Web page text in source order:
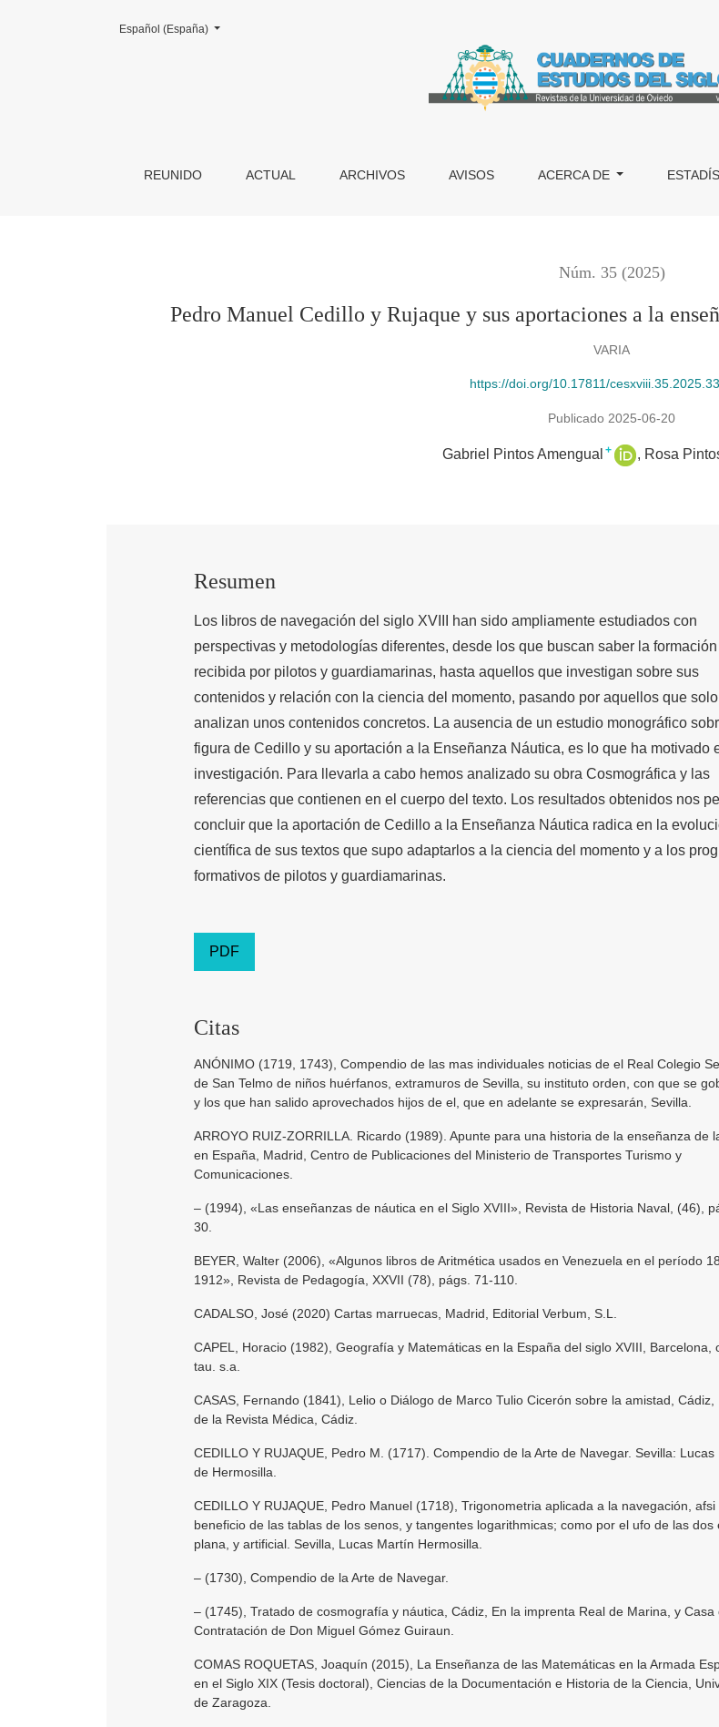
Pedro Manuel Cedillo y Rujaque y sus aportaciones a la enseñanza náutica española del siglo
REUNIDO ACTUAL ARCHIVOS AVISOS ACERCA DE
Cambiar el idioma. El actual es:
Español (España)
Núm. 35 (2025)
Pedro Manuel Cedillo y Rujaque y sus aportaciones a la
VARIA
https://doi.org/10.17811/
Publicado 2025-06-20
Gabriel Pintos Amengual + Rosa
Resumen
Los libros de navegación del siglo XVIII han sido ampliamente estudiados con
perspectivas y metodologías diferentes, desde los que buscan saber la formación
recibida por pilotos y guardiamarinas, hasta aquellos que investigan sobre sus
contenidos y relación con la ciencia del momento, pasando por aquellos que solo
analizan unos contenidos concretos. La ausencia de un estudio monográfico
figura de Cedillo y su aportación a la Enseñanza Náutica, es lo que ha motivado
investigación. Para llevarla a cabo hemos analizado su obra Cosmográfica y las
referencias que contienen en el cuerpo del texto. Los resultados obtenidos nos
concluir que la aportación de Cedillo a la Enseñanza Náutica radica en la
científica de sus textos que supo adaptarlos a la ciencia del momento y a los
formativos de pilotos y guardiamarinas.
PDF
Citas
ANÓNIMO (1719, 1743), Compendio de las mas individuales noticias de el Real Colegio
de San Telmo de niños huérfanos, extramuros de Sevilla, su instituto orden, con que se
y los que han salido aprovechados hijos de el, que en adelante se expresarán, Sevilla.
ARROYO RUIZ-ZORRILLA. Ricardo (1989). Apunte para una historia de la enseñanza de
en España, Madrid, Centro de Publicaciones del Ministerio de Transportes Turismo y
Comunicaciones.
– (1994), «Las enseñanzas de náutica en el Siglo XVIII», Revista de Historia Naval, (46),
30.
BEYER, Walter (2006), «Algunos libros de Aritmética usados en Venezuela en el período
1912», Revista de Pedagogía, XXVII (78), págs. 71-110.
CADALSO, José (2020) Cartas marruecas, Madrid, Editorial Verbum, S.L.
CAPEL, Horacio (1982), Geografía y Matemáticas en la España del siglo XVIII, Barcelona,
tau. s.a.
CASAS, Fernando (1841), Lelio o Diálogo de Marco Tulio Cicerón sobre la amistad, Cádiz,
de la Revista Médica, Cádiz.
CEDILLO Y RUJAQUE, Pedro M. (1717). Compendio de la Arte de Navegar. Sevilla: Lucas
de Hermosilla.
CEDILLO Y RUJAQUE, Pedro Manuel (1718), Trigonometria aplicada a la navegación, afsi
beneficio de las tablas de los senos, y tangentes logarithmicas; como por el ufo de las dos
plana, y artificial. Sevilla, Lucas Martín Hermosilla.
– (1730), Compendio de la Arte de Navegar.
– (1745), Tratado de cosmografía y náutica, Cádiz, En la imprenta Real de Marina, y Casa
Contratación de Don Miguel Gómez Guiraun.
COMAS ROQUETAS, Joaquín (2015), La Enseñanza de las Matemáticas en la Armada
en el Siglo XIX (Tesis doctoral), Ciencias de la Documentación e Historia de la Ciencia,
de Zaragoza.